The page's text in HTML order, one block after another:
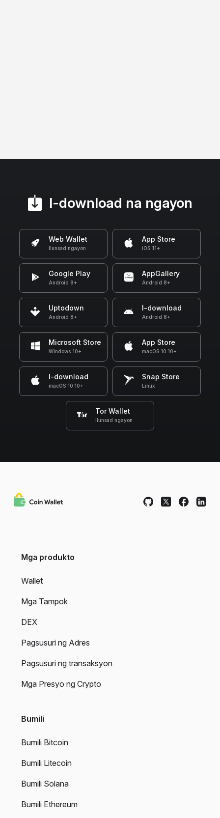
I-download na ngayon
Web Wallet
Ilunsad ngayon
App Store
iOS 11+
Google Play
Android 8+
AppGallery
Android 8+
Uptodown
Android 8+
I-download
Android 8+
Microsoft Store
Windows 10+
App Store
macOS 10.10+
I-download
macOS 10.10+
Snap Store
Linux
Tor Wallet
Ilunsad ngayon
Mga produkto
Wallet
Mga Tampok
DEX
Pagsusuri ng Adres
Pagsusuri ng transaksyon
Mga Presyo ng Crypto
Bumili
Bumili Bitcoin
Bumili Litecoin
Bumili Solana
Bumili Ethereum